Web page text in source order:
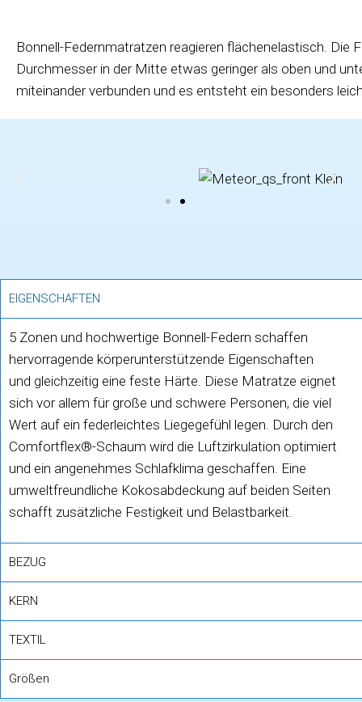
Bonnell-Federnmatratzen reagieren flächenelastisch. Die
Durchmesser in der Mitte etwas geringer als oben und
miteinander verbunden und es entsteht ein besonders
EIGENSCHAFTEN
5 Zonen und hochwertige Bonnell-Federn schaffen
hervorragende körperunterstützende Eigenschaften
und gleichzeitig eine feste Härte. Diese Matratze eignet
sich vor allem für große und schwere Personen, die viel
Wert auf ein federleichtes Liegegefühl legen. Durch den
Comfortflex®-Schaum wird die Luftzirkulation optimiert
und ein angenehmes Schlafklima geschaffen. Eine
umweltfreundliche Kokosabdeckung auf beiden Seiten
schafft zusätzliche Festigkeit und Belastbarkeit.
BEZUG
KERN
TEXTIL
Größen